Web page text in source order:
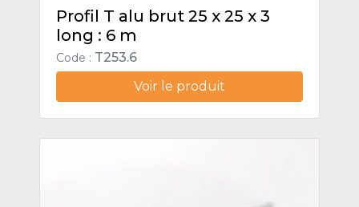
Profil T alu brut 25 x 25 x 3
long : 6 m
Code : T253.6
Voir le produit